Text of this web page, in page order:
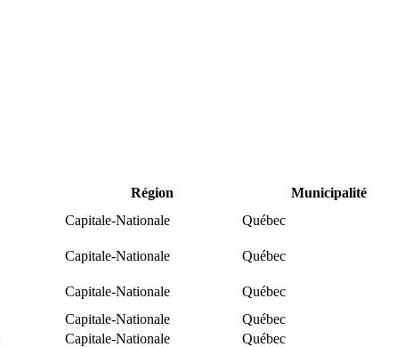
Région Municipalité
Capitale-Nationale
Québec
Capitale-Nationale
Québec
Capitale-Nationale
Québec
Capitale-Nationale
Québec
Capitale-Nationale
Québec